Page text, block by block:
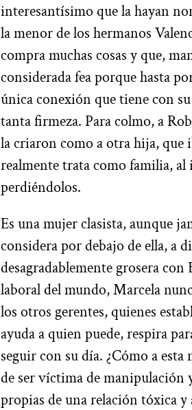
interesantísimo que la hayan
la menor de los hermanos
compra muchas cosas y que,
considerada fea porque hasta
única conexión que tiene con
tanta firmeza. Para colmo, a
la criaron como a otra hija, que
realmente trata como familia,
perdiéndolos.
Es una mujer clasista, aunque
considera por debajo de ella, a
desagradablemente grosera
laboral del mundo, Marcela
los otros gerentes, quienes
ayuda a quien puede, respira
seguir con su día. ¿Cómo a
de ser víctima de manipulación
propias de una relación tóxica y